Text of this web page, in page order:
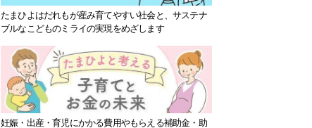
たまひよはだれもが産み育てやすい社会と、サステナ
ブルなこどものミライの実現をめざします
妊娠・出産・育児にかかる費用やもらえる補助金・助